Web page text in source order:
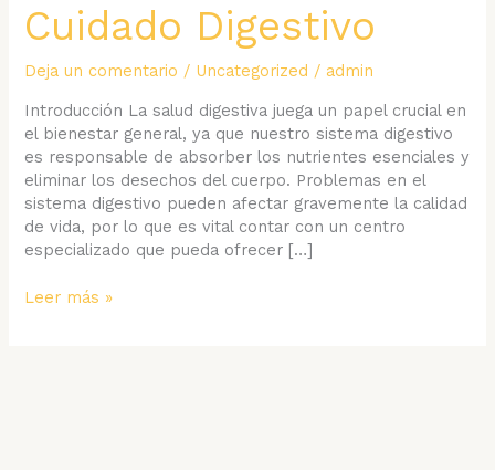
Cuidado Digestivo
Deja un comentario / Uncategorized / admin
Introducción La salud digestiva juega un papel crucial en
el bienestar general, ya que nuestro sistema digestivo
es responsable de absorber los nutrientes esenciales y
eliminar los desechos del cuerpo. Problemas en el
sistema digestivo pueden afectar gravemente la calidad
de vida, por lo que es vital contar con un centro
especializado que pueda ofrecer […]
Centro
Leer más »